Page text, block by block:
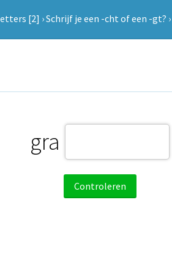
[2] ›Schrijf je een -cht of een -gt? ›
gra